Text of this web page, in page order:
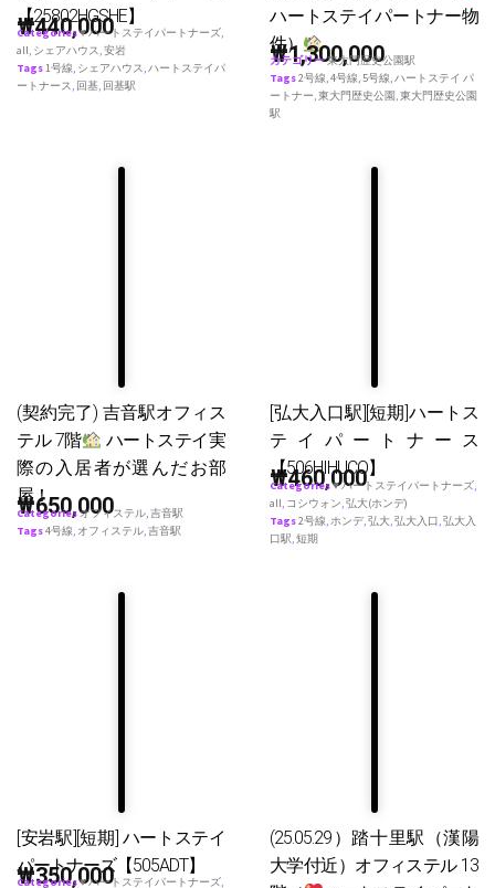
【25802HGSHE】
₩440,000
Categories♥ ハートステイパートナーズ,
all, シェアハウス,安岩
Tags1号線, シェアハウス,ハートステイパ
ートナース, 回基, 回基駅
ハートステイパートナー物
件）
₩1,300,000
カテゴリー東大門歴史公園駅
Tags2号線,4号線, 5号線,ハートステイ パ
ートナー,東大門歴史公園 ,東大門歴史公園
駅
(契約完了) 吉音駅オフィス
テル 7階
ハートステイ実
際の入居者が選んだお部
屋！
₩650,000
Categoriesオフィステル,吉音駅
Tags4号線, オフィステル,吉音駅
[弘大入口駅][短期]ハートス
テイパートナース
【506HIHUCO】
₩460,000
Categories♥ ハートステイパートナーズ,
all, コシウォン,弘大(ホンデ)
Tags2号線,ホンデ,弘大,弘大入口,弘大入
口駅,短期
[安岩駅][短期] ハートステイ
パートナーズ【505ADT】
₩350,000
Categories♥ ハートステイパートナーズ,
(25.05.29）踏十里駅（漢陽
大学付近）オフィステル 13